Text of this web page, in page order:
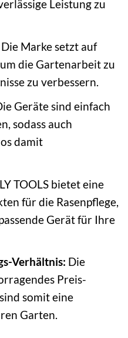
Leistung zu
Die Marke setzt auf
die Gartenarbeit zu
zu verbessern.
Geräte sind einfach
sodass auch
damit
TOOLS bietet eine
für die Rasenpflege,
Gerät für Ihre
Verhältnis: Die
Preis-
somit eine
Garten.